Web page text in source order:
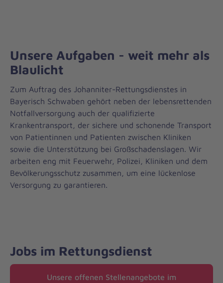
Unsere Aufgaben - weit mehr als
Blaulicht
Zum Auftrag des Johanniter-Rettungsdienstes in
Bayerisch Schwaben gehört neben der lebensrettenden
Notfallversorgung auch der qualifizierte
Krankentransport, der sichere und schonende Transport
von Patientinnen und Patienten zwischen Kliniken
sowie die Unterstützung bei Großschadenslagen. Wir
arbeiten eng mit Feuerwehr, Polizei, Kliniken und dem
Bevölkerungsschutz zusammen, um eine lückenlose
Versorgung zu garantieren.
Jobs im Rettungsdienst
Unsere offenen Stellenangebote im